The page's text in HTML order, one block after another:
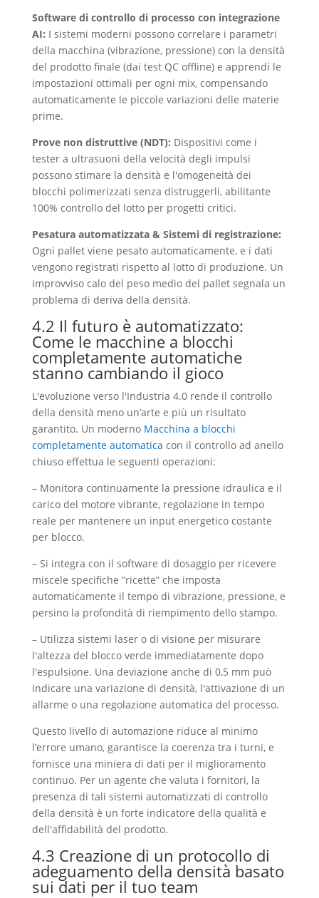
Software di controllo di processo con integrazione
AI: I sistemi moderni possono correlare i parametri
della macchina (vibrazione, pressione) con la densità
del prodotto finale (dai test QC offline) e apprendi le
impostazioni ottimali per ogni mix, compensando
automaticamente le piccole variazioni delle materie
prime.
Prove non distruttive (NDT): Dispositivi come i
tester a ultrasuoni della velocità degli impulsi
possono stimare la densità e l'omogeneità dei
blocchi polimerizzati senza distruggerli, abilitante
100% controllo del lotto per progetti critici.
Pesatura automatizzata & Sistemi di registrazione:
Ogni pallet viene pesato automaticamente, e i dati
vengono registrati rispetto al lotto di produzione. Un
improvviso calo del peso medio del pallet segnala un
problema di deriva della densità.
4.2 Il futuro è automatizzato:
Come le macchine a blocchi
completamente automatiche
stanno cambiando il gioco
L'evoluzione verso l'Industria 4.0 rende il controllo
della densità meno un’arte e più un risultato
garantito. Un moderno Macchina a blocchi
completamente automatica con il controllo ad anello
chiuso effettua le seguenti operazioni:
– Monitora continuamente la pressione idraulica e il
carico del motore vibrante, regolazione in tempo
reale per mantenere un input energetico costante
per blocco.
– Si integra con il software di dosaggio per ricevere
miscele specifiche “ricette” che imposta
automaticamente il tempo di vibrazione, pressione, e
persino la profondità di riempimento dello stampo.
– Utilizza sistemi laser o di visione per misurare
l'altezza del blocco verde immediatamente dopo
l'espulsione. Una deviazione anche di 0,5 mm può
indicare una variazione di densità, l'attivazione di un
allarme o una regolazione automatica del processo.
Questo livello di automazione riduce al minimo
l’errore umano, garantisce la coerenza tra i turni, e
fornisce una miniera di dati per il miglioramento
continuo. Per un agente che valuta i fornitori, la
presenza di tali sistemi automatizzati di controllo
della densità è un forte indicatore della qualità e
dell'affidabilità del prodotto.
4.3 Creazione di un protocollo di
adeguamento della densità basato
sui dati per il tuo team